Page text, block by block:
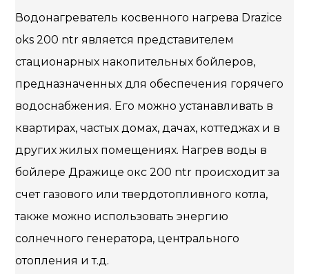
Водонагреватель косвенного нагрева Drazice
oks 200 ntr является представителем
стационарных накопительных бойлеров,
предназначенных для обеспечения горячего
водоснабжения. Его можно устанавливать в
квартирах, частых домах, дачах, коттеджах и в
других жилых помещениях. Нагрев воды в
бойлере Дражице окс 200 ntr происходит за
счет газового или твердотопливного котла,
также можно использовать энергию
солнечного генератора, центрального
отопления и т.д.